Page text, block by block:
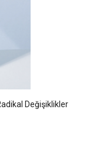
Değişiklikler